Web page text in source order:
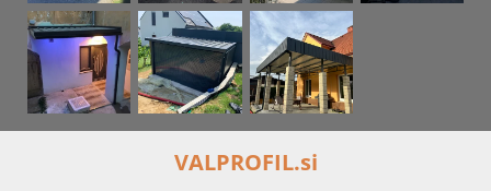
VALPROFIL.si